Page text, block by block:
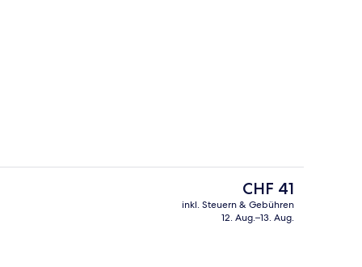
Fassade der Unterkunft
Der
aktuelle
Preis
CHF 41
inkl. Steuern & Gebühren
12. Aug.–13. Aug.